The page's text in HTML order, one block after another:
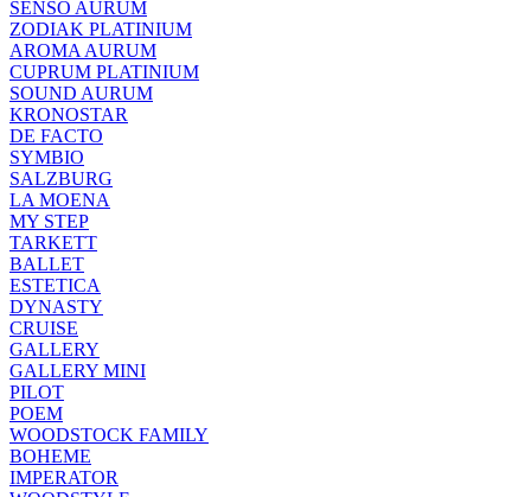
SENSO AURUM
ZODIAK PLATINIUM
AROMA AURUM
CUPRUM PLATINIUM
SOUND AURUM
KRONOSTAR
DE FACTO
SYMBIO
SALZBURG
LA MOENA
MY STEP
TARKETT
BALLET
ESTETICA
DYNASTY
CRUISE
GALLERY
GALLERY MINI
PILOT
POEM
WOODSTOCK FAMILY
BOHEME
IMPERATOR